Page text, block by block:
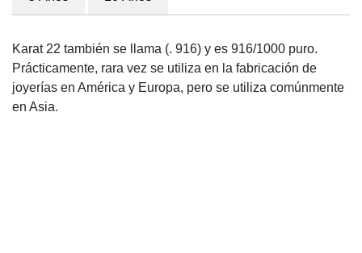
Karat 22 también se llama (. 916) y es 916/1000 puro.
Prácticamente, rara vez se utiliza en la fabricación de
joyerías en América y Europa, pero se utiliza comúnmente
en Asia.